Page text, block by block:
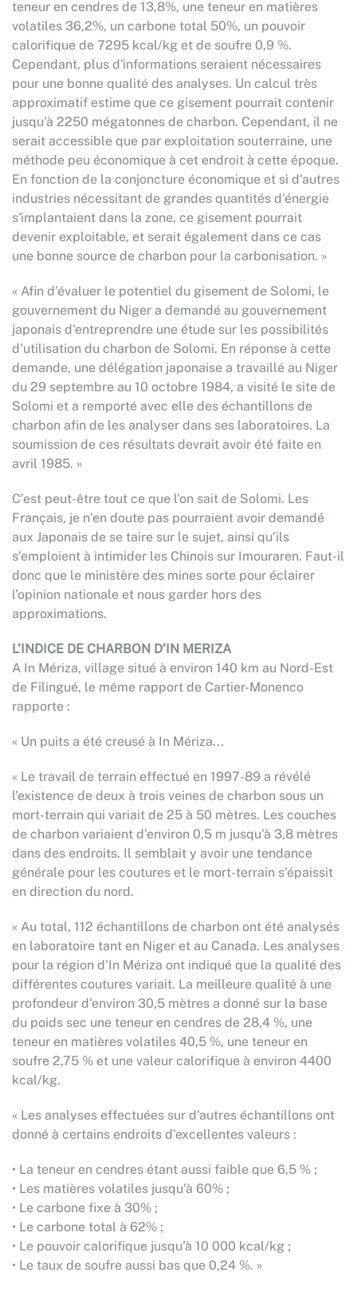
teneur en cendres de 13,8%, une teneur en matières
volatiles 36,2%, un carbone total 50%, un pouvoir
calorifique de 7295 kcal/kg et de soufre 0,9 %.
Cependant, plus d'informations seraient nécessaires
pour une bonne qualité des analyses. Un calcul très
approximatif estime que ce gisement pourrait contenir
jusqu'à 2250 mégatonnes de charbon. Cependant, il ne
serait accessible que par exploitation souterraine, une
méthode peu économique à cet endroit à cette époque.
En fonction de la conjoncture économique et si d'autres
industries nécessitant de grandes quantités d'énergie
s'implantaient dans la zone, ce gisement pourrait
devenir exploitable, et serait également dans ce cas
une bonne source de charbon pour la carbonisation. »
« Afin d’évaluer le potentiel du gisement de Solomi, le
gouvernement du Niger a demandé au gouvernement
japonais d'entreprendre une étude sur les possibilités
d'utilisation du charbon de Solomi. En réponse à cette
demande, une délégation japonaise a travaillé au Niger
du 29 septembre au 10 octobre 1984, a visité le site de
Solomi et a remporté avec elle des échantillons de
charbon afin de les analyser dans ses laboratoires. La
soumission de ces résultats devrait avoir été faite en
avril 1985. »
C’est peut-être tout ce que l’on sait de Solomi. Les
Français, je n’en doute pas pourraient avoir demandé
aux Japonais de se taire sur le sujet, ainsi qu’ils
s’emploient à intimider les Chinois sur Imouraren. Faut-il
donc que le ministère des mines sorte pour éclairer
l’opinion nationale et nous garder hors des
approximations.
L’INDICE DE CHARBON D’IN MERIZA
A In Mériza, village situé à environ 140 km au Nord-Est
de Filingué, le même rapport de Cartier-Monenco
rapporte :
« Un puits a été creusé à In Mériza...
« Le travail de terrain effectué en 1997-89 a révélé
l'existence de deux à trois veines de charbon sous un
mort-terrain qui variait de 25 à 50 mètres. Les couches
de charbon variaient d'environ 0,5 m jusqu'à 3,8 mètres
dans des endroits. Il semblait y avoir une tendance
générale pour les coutures et le mort-terrain s'épaissit
en direction du nord.
« Au total, 112 échantillons de charbon ont été analysés
en laboratoire tant en Niger et au Canada. Les analyses
pour la région d'In Mériza ont indiqué que la qualité des
différentes coutures variait. La meilleure qualité à une
profondeur d'environ 30,5 mètres a donné sur la base
du poids sec une teneur en cendres de 28,4 %, une
teneur en matières volatiles 40,5 %, une teneur en
soufre 2,75 % et une valeur calorifique à environ 4400
kcal/kg.
« Les analyses effectuées sur d'autres échantillons ont
donné à certains endroits d’excellentes valeurs :
• La teneur en cendres étant aussi faible que 6,5 % ;
• Les matières volatiles jusqu'à 60% ;
• Le carbone fixe à 30% ;
• Le carbone total à 62% ;
• Le pouvoir calorifique jusqu'à 10 000 kcal/kg ;
• Le taux de soufre aussi bas que 0,24 %. »